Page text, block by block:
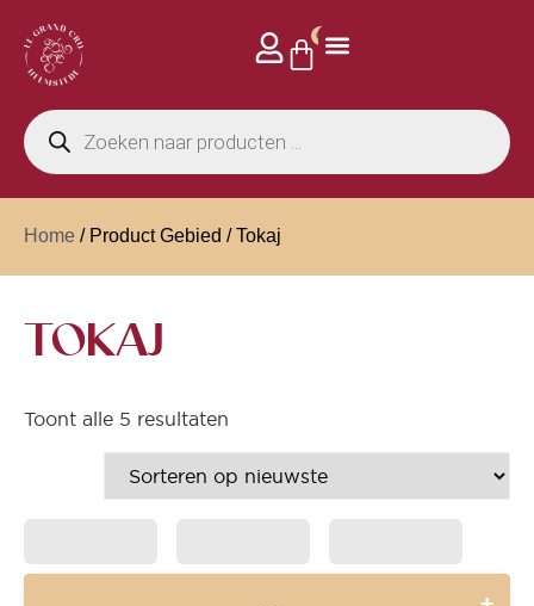
0
Home / Product Gebied / Tokaj
TOKAJ
Toont alle 5 resultaten